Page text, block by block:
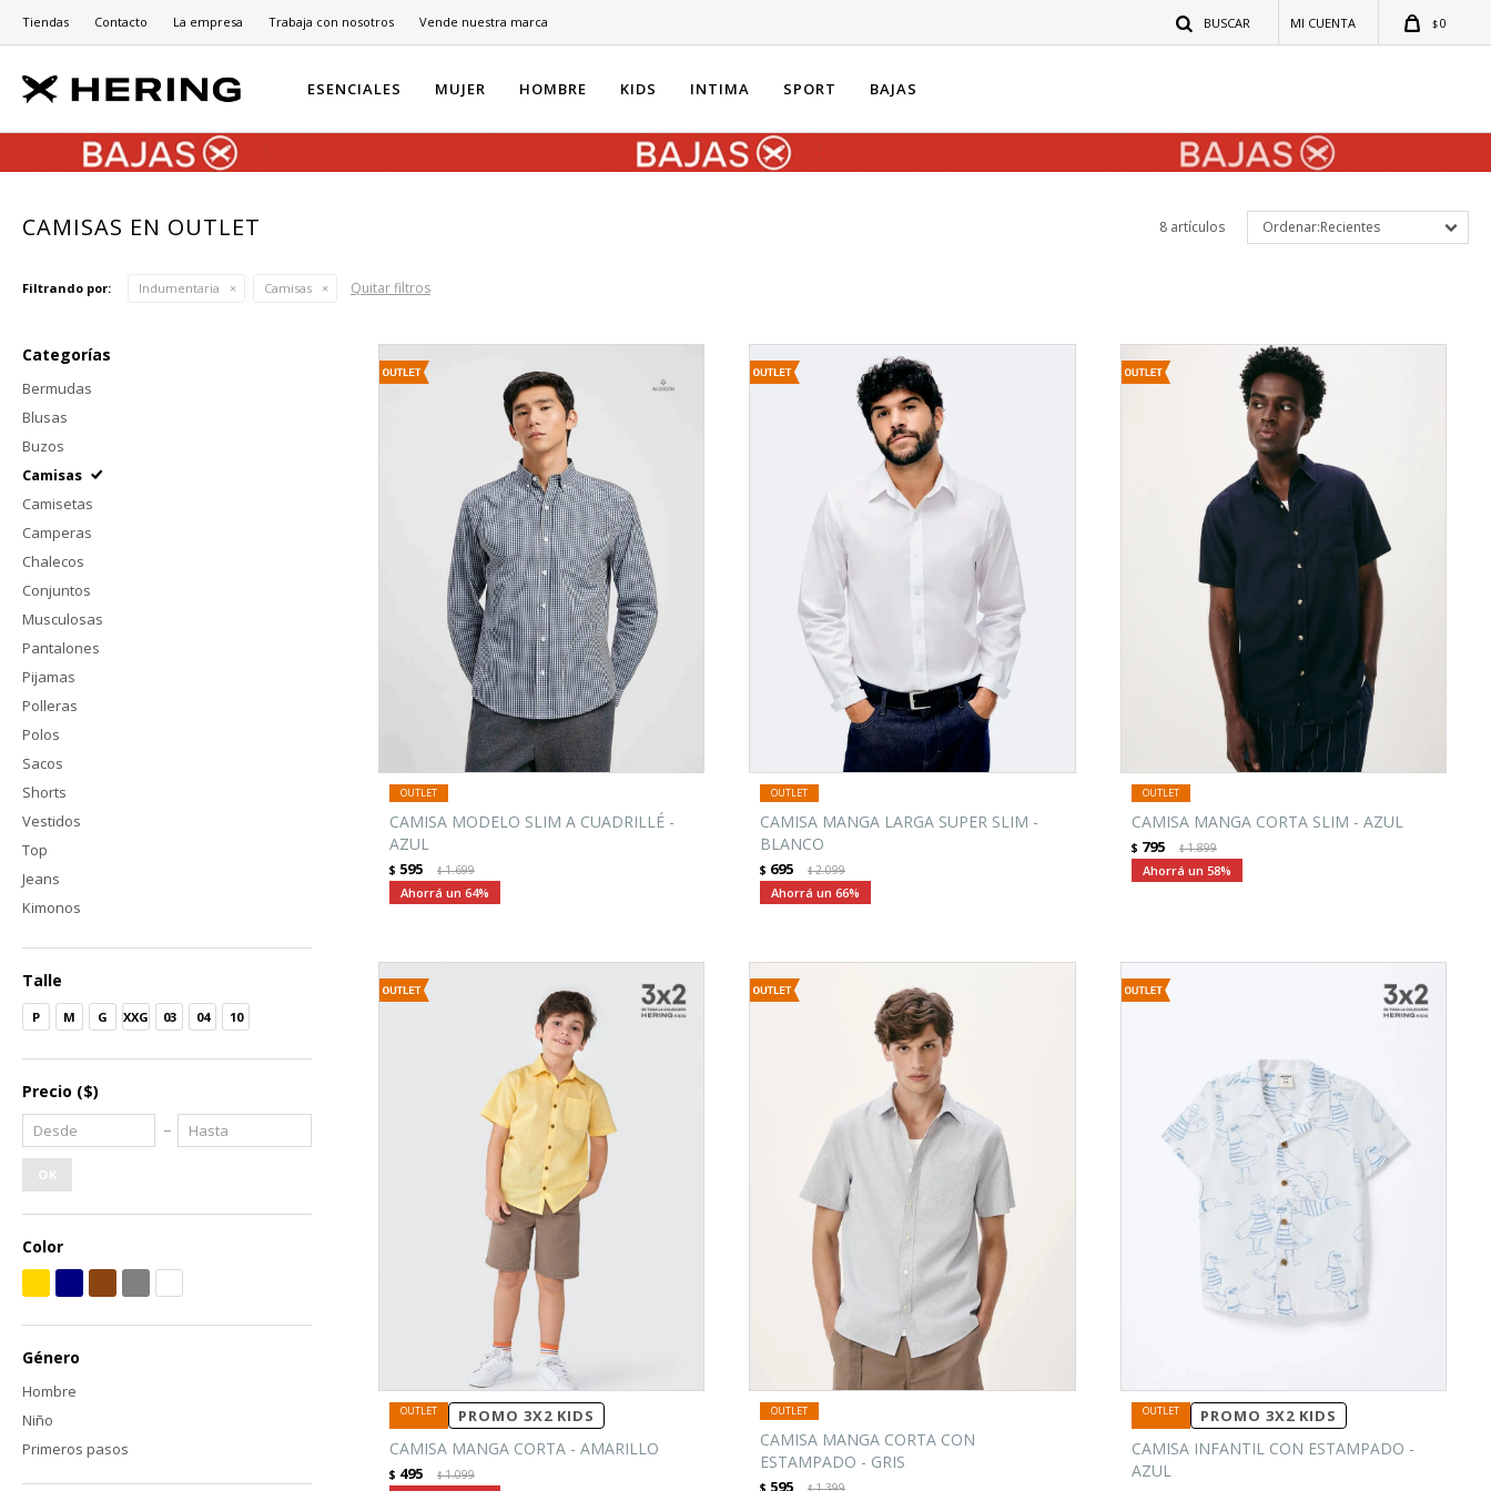
ESENCIALES MUJER HOMBRE KIDS INTIMA SPORT BAJAS
$0
Tiendas Contacto La empresa Trabaja con nosotros Vende nuestra marca
CAMISAS EN OUTLET 8 artículos Recientes
Filtrando por: Indumentaria Camisas Quitar filtros
CAMISA MODELO SLIM A CUADRILLÉ -
AZUL
$ 595 $1.699
64
CAMISA MANGA LARGA SUPER SLIM -
BLANCO
$ 695 $2.099
66
CAMISA MANGA CORTA SLIM - AZUL
$ 795 $1.899
58
PROMO 3X2 KIDS
CAMISA MANGA CORTA - AMARILLO
$ 495 $1.099
CAMISA MANGA CORTA CON
ESTAMPADO - GRIS
595 $
PROMO 3X2 KIDS
CAMISA INFANTIL CON ESTAMPADO -
AZUL
Categorías
Bermudas
Blusas
Buzos
Camisas
Camisetas
Camperas
Chalecos
Conjuntos
Musculosas
Pantalones
Pijamas
Polleras
Polos
Sacos
Shorts
Vestidos
Top
Jeans
Kimonos
Talle
P M G XXG 03 04 10
Precio ($)
OK
Color
Género
Hombre
Niño
Primeros pasos